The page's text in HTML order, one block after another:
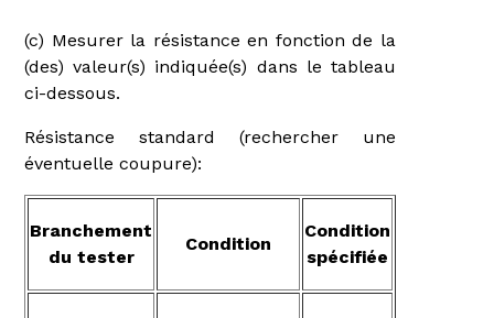
(c) Mesurer la résistance en fonction de la
(des) valeur(s) indiquée(s) dans le tableau
ci-dessous.
Résistance standard (rechercher une
éventuelle coupure):
Branchement
du tester
Condition
Condition
spécifiée